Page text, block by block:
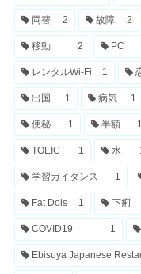
両替 2 故障 2
移動 2 PC
レンタルWi-Fi 1
出国 1 病気 1
便秘 1 半額 1
TOEIC 1 水
学習ガイダンス 1
Fat Dois 1 下痢
COVID19 1
Ebisuya Japanese